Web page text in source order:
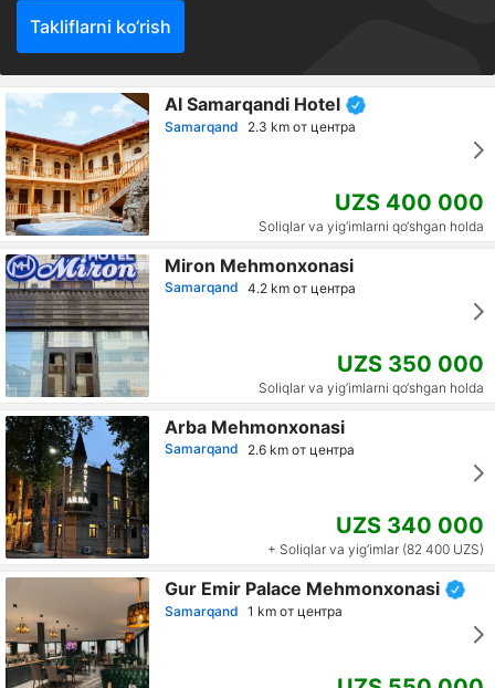
Takliflarni ko‘rish
Al Samarqandi Hotel
Samarqand 2.3 km от центра
UZS 400 000
Soliqlar va yig‘imlarni qo‘shgan holda
Miron Mehmonxonasi
Samarqand 4.2 km от центра
UZS 350 000
Soliqlar va yig‘imlarni qo‘shgan holda
Arba Mehmonxonasi
Samarqand 2.6 km от центра
UZS 340 000
+ Soliqlar va yig‘imlar (82 400 UZS)
Gur Emir Palace Mehmonxonasi
Samarqand 1 km от центра